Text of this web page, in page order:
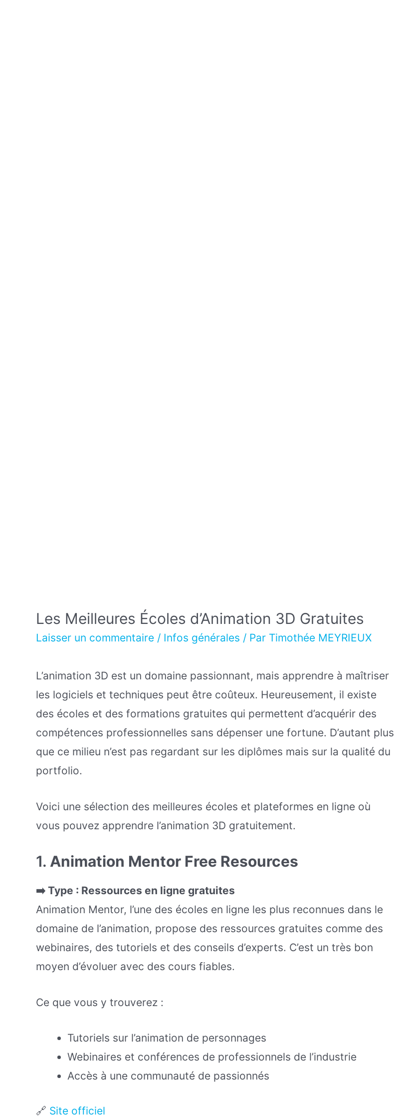
Les Meilleures Écoles d’Animation 3D Gratuites
Laisser un commentaire / Infos générales / Par Timothée MEYRIEUX
L’animation 3D est un domaine passionnant, mais apprendre à maîtriser
les logiciels et techniques peut être coûteux. Heureusement, il existe
des écoles et des formations gratuites qui permettent d’acquérir des
compétences professionnelles sans dépenser une fortune. D’autant plus
que ce milieu n’est pas regardant sur les diplômes mais sur la qualité du
portfolio.
Voici une sélection des meilleures écoles et plateformes en ligne où
vous pouvez apprendre l’animation 3D gratuitement.
1. Animation Mentor Free Resources
➡️ Type : Ressources en ligne gratuites
Animation Mentor, l’une des écoles en ligne les plus reconnues dans le
domaine de l’animation, propose des ressources gratuites comme des
webinaires, des tutoriels et des conseils d’experts. C’est un très bon
moyen d’évoluer avec des cours fiables.
Ce que vous y trouverez :
Tutoriels sur l’animation de personnages
Webinaires et conférences de professionnels de l’industrie
Accès à une communauté de passionnés
🔗 Site officiel